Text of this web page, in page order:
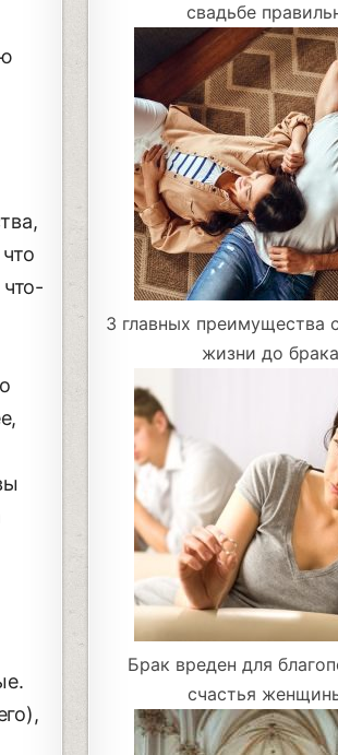
свадьбе
3 главных преимущества
жизни до брака
Брак вреден для
счастья